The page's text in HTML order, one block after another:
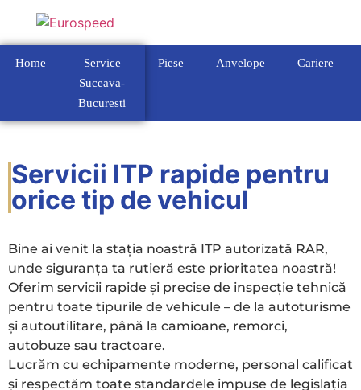
Home
Service
Suceava-
Bucuresti
Piese Anvelope Cariere
Servicii ITP rapide pentru
orice tip de vehicul
Bine ai venit la stația noastră ITP autorizată RAR,
unde siguranța ta rutieră este prioritatea noastră!
Oferim servicii rapide și precise de inspecție tehnică
pentru toate tipurile de vehicule – de la autoturisme
și autoutilitare, până la camioane, remorci,
autobuze sau tractoare.
Lucrăm cu echipamente moderne, personal calificat
și respectăm toate standardele impuse de legislația